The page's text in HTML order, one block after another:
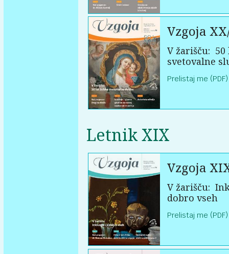
Vzgoja
V žarišču: 50
svetovalne
Prelistaj me (PDF)
Letnik XIX
Vzgoja
V žarišču:
dobro vseh
Prelistaj me (PDF)